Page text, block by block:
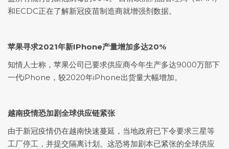
和ECDC正在了解新冠疫苗制造商就增强剂数据。
苹果寻求2021年新IPhone产量增加多达20%
知情人士称，苹果公司已要求供应商今年生产多达9000万部下
一代iPhone，较2020年iPhone出货量大幅增加。
越南疫情恐加剧全球供应链紧张
由于新冠疫情仍在越南快速蔓延，当地政府已下令要求三星等
工厂停工，并提交隔离计划。这恐将加剧本已紧张的全球供应